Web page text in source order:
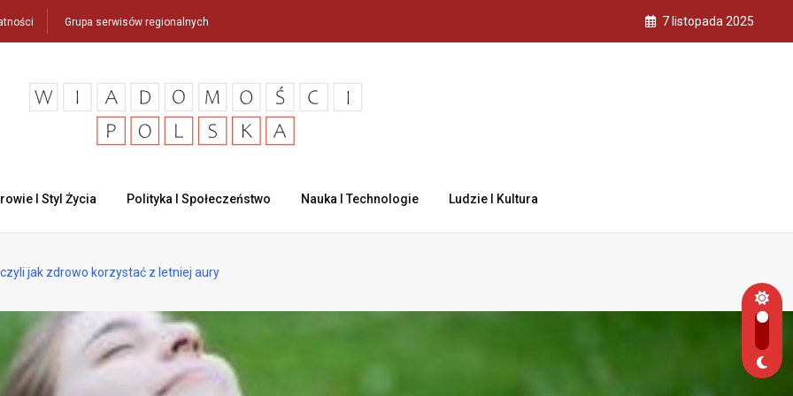
Grupa serwisów regionalnych 7 listopada 2025
I Styl Życia Polityka I Społeczeństwo Nauka I Technologie Ludzie I Kultura
jak zdrowo korzystać z letniej aury